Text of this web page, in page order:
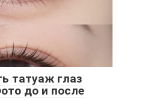
татуаж глаз
до и после